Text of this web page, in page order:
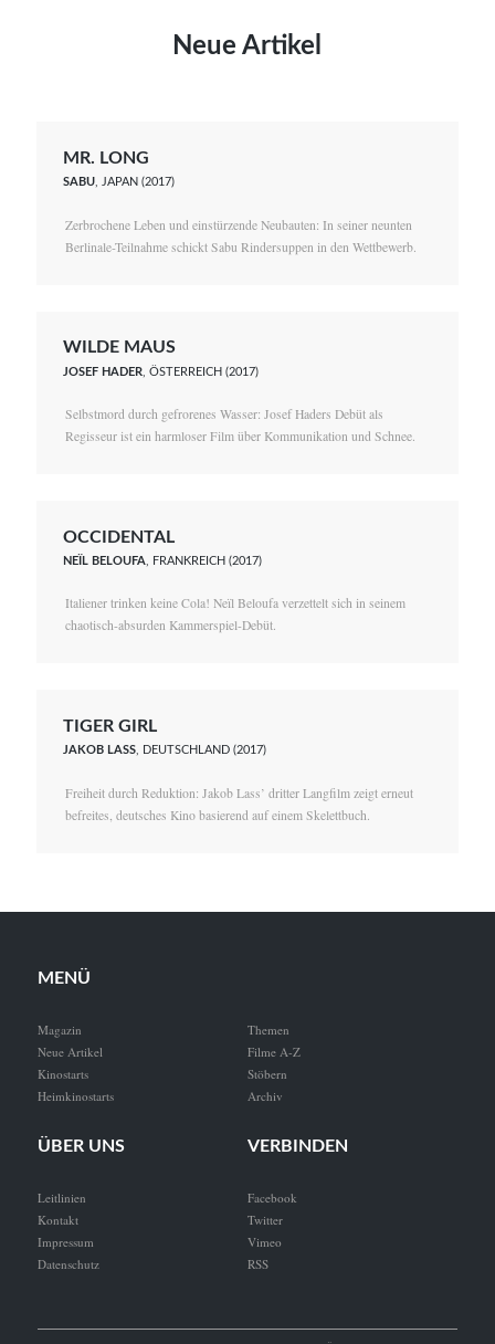
Neue Artikel
MR. LONG
SABU, JAPAN (2017)
Zerbrochene Leben und einstürzende Neubauten: In seiner neunten
Berlinale-Teilnahme schickt Sabu Rindersuppen in den Wettbewerb.
WILDE MAUS
JOSEF HADER , ÖSTERREICH (2017)
Selbstmord durch gefrorenes Wasser: Josef Haders Debüt als
Regisseur ist ein harmloser Film über Kommunikation und Schnee.
OCCIDENTAL
NEÏL BELOUFA , FRANKREICH (2017)
Italiener trinken keine Cola! Neïl Beloufa verzettelt sich in seinem
chaotisch-absurden Kammerspiel-Debüt.
TIGER GIRL
JAKOB LASS, DEUTSCHLAND (2017)
Freiheit durch Reduktion: Jakob Lass’ dritter Langfilm zeigt erneut
befreites, deutsches Kino basierend auf einem Skelettbuch.
MENÜ
Magazin
Neue Artikel
Kinostarts
Heimkinostarts
Themen
Filme A-Z
Stöbern
Archiv
ÜBER UNS
Leitlinien
Kontakt
Impressum
Datenschutz
VERBINDEN
Facebook
Twitter
Vimeo
RSS